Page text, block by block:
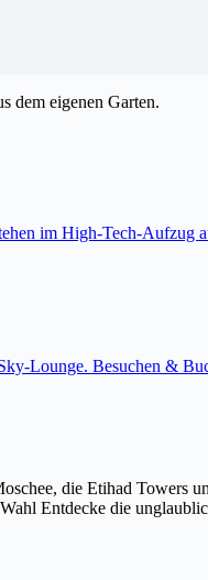
dem eigenen Garten.
im High-Tech-Aufzug
Lounge. Besuchen &
die Etihad Towers
Entdecke die